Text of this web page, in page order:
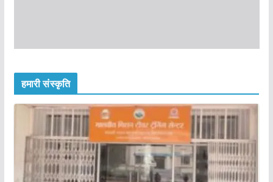
हमारी संस्कृति